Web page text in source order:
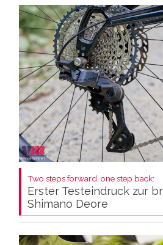
Two steps forward, one step back:
Erster Testeindruck zur
Shimano Deore